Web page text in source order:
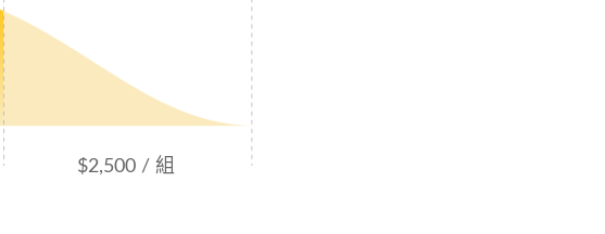
$2,500 / 組